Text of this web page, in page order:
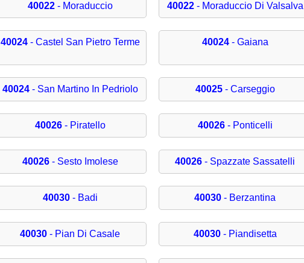
40022- Moraduccio 40022- Moraduccio Di Valsalva
40024- Castel San Pietro Terme 40024- Gaiana
40024- San Martino In Pedriolo 40025- Carseggio
40026- Piratello 40026- Ponticelli
40026- Sesto Imolese 40026 - Spazzate Sassatelli
40030- Badi 40030 - Berzantina
40030 - Pian Di Casale 40030- Piandisetta